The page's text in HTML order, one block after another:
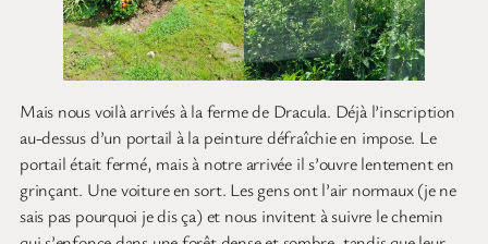
Mais nous voilà arrivés à la ferme de Dracula. Déjà l’inscription
au-dessus d’un portail à la peinture défraîchie en impose. Le
portail était fermé, mais à notre arrivée il s’ouvre lentement en
grinçant. Une voiture en sort. Les gens ont l’air normaux (je ne
sais pas pourquoi je dis ça) et nous invitent à suivre le chemin